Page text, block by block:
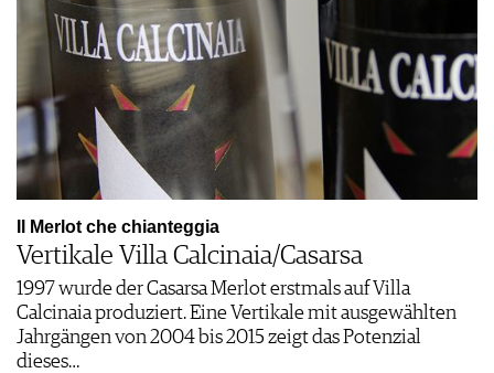
Il Merlot che chianteggia
Vertikale Villa Calcinaia/Casarsa
1997 wurde der Casarsa Merlot erstmals auf Villa
Calcinaia produziert. Eine Vertikale mit ausgewählten
Jahrgängen von 2004 bis 2015 zeigt das Potenzial
dieses…